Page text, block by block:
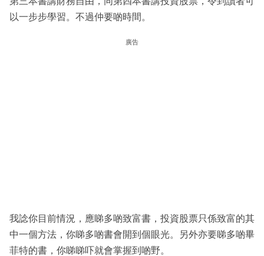
以一步步學習。不過仲要啲時間。
廣告
我諗你目前情況，應睇多啲致富書，投資股票只係致富的其
中一個方法，你睇多啲書會開到個眼光。另外亦要睇多啲畢
菲特的書，你睇睇吓就會掌握到啲野。